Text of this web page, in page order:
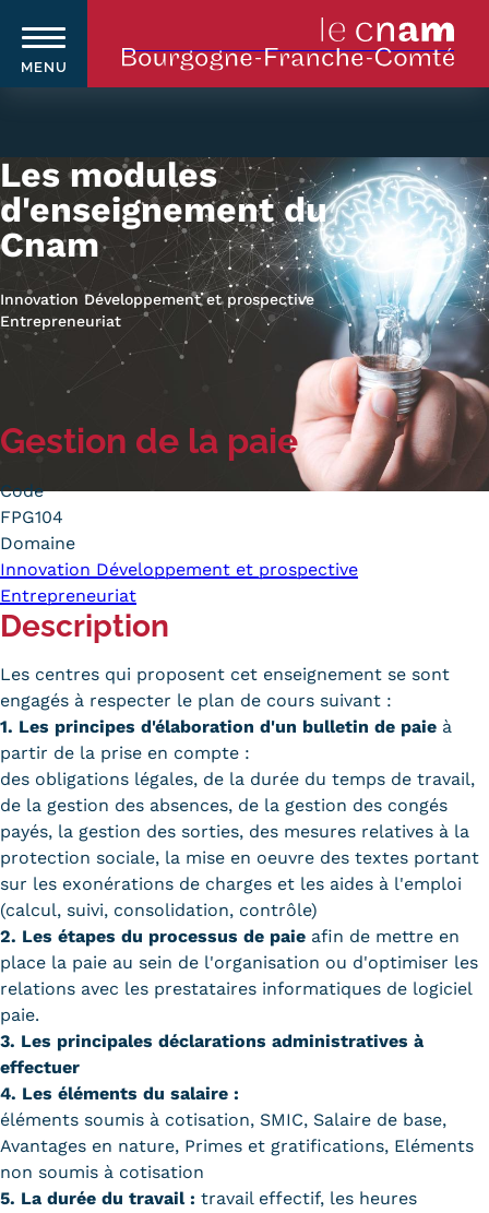
contenu
principal
MENU
Navigation
principale
Qui sommes-nous ?
Le Cnam
Le Cnam en Bourgogne Franche-
Nos équipes Cnam BFC
BFC
Nos centres administratifs
Quoi de neuf au Cnam BFC?
Actualités
Agenda
Revue de presse
Contact
Contacts services
Formulaire de contact
Formations
OFFRE NATIONALE
Catalogue national
Équivalences, passerelles et
Les modules
d'enseignement du
Cnam
Innovation Développement et prospective
Entrepreneuriat
Gestion de la paie
Code
FPG104
Domaine
Innovation Développement et prospective
Entrepreneuriat
Description
Les centres qui proposent cet enseignement se sont
engagés à respecter le plan de cours suivant :
1. Les principes d'élaboration d'un bulletin de paie à
partir de la prise en compte :
des obligations légales, de la durée du temps de travail,
de la gestion des absences, de la gestion des congés
payés, la gestion des sorties, des mesures relatives à la
protection sociale, la mise en oeuvre des textes portant
sur les exonérations de charges et les aides à l'emploi
(calcul, suivi, consolidation, contrôle)
2. Les étapes du processus de paie afin de mettre en
place la paie au sein de l'organisation ou d'optimiser les
relations avec les prestataires informatiques de logiciel
paie.
3. Les principales déclarations administratives à
effectuer
4. Les éléments du salaire :
éléments soumis à cotisation, SMIC, Salaire de base,
Avantages en nature, Primes et gratifications, Eléments
non soumis à cotisation
5. La durée du travail : travail effectif, les heures